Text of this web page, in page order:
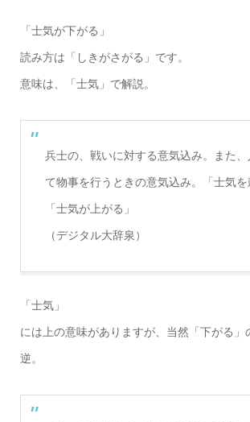
「士気が下がる」
読み方は「しきがさがる」です。
意味は、「士気」で解説。
兵士の、戦いに対する意気込み。また、
て物事を行うときの意気込み。「士気を
「士気が上がる」
（デジタル大辞泉）
「士気」
には上の意味がありますが、当然「下がる」
逆。